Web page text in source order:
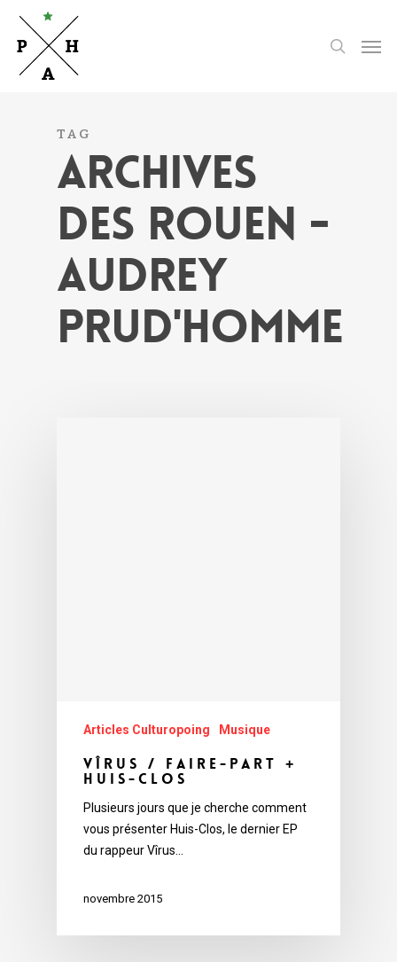
main
content
search
TAG
ARCHIVES
DES ROUEN -
AUDREY
PRUD'HOMME
Articles Culturopoing Musique
Vîrus / Faire-Part +
Huis-clos
Plusieurs jours que je cherche comment
vous présenter Huis-Clos, le dernier EP
du rappeur Vîrus…
novembre 2015